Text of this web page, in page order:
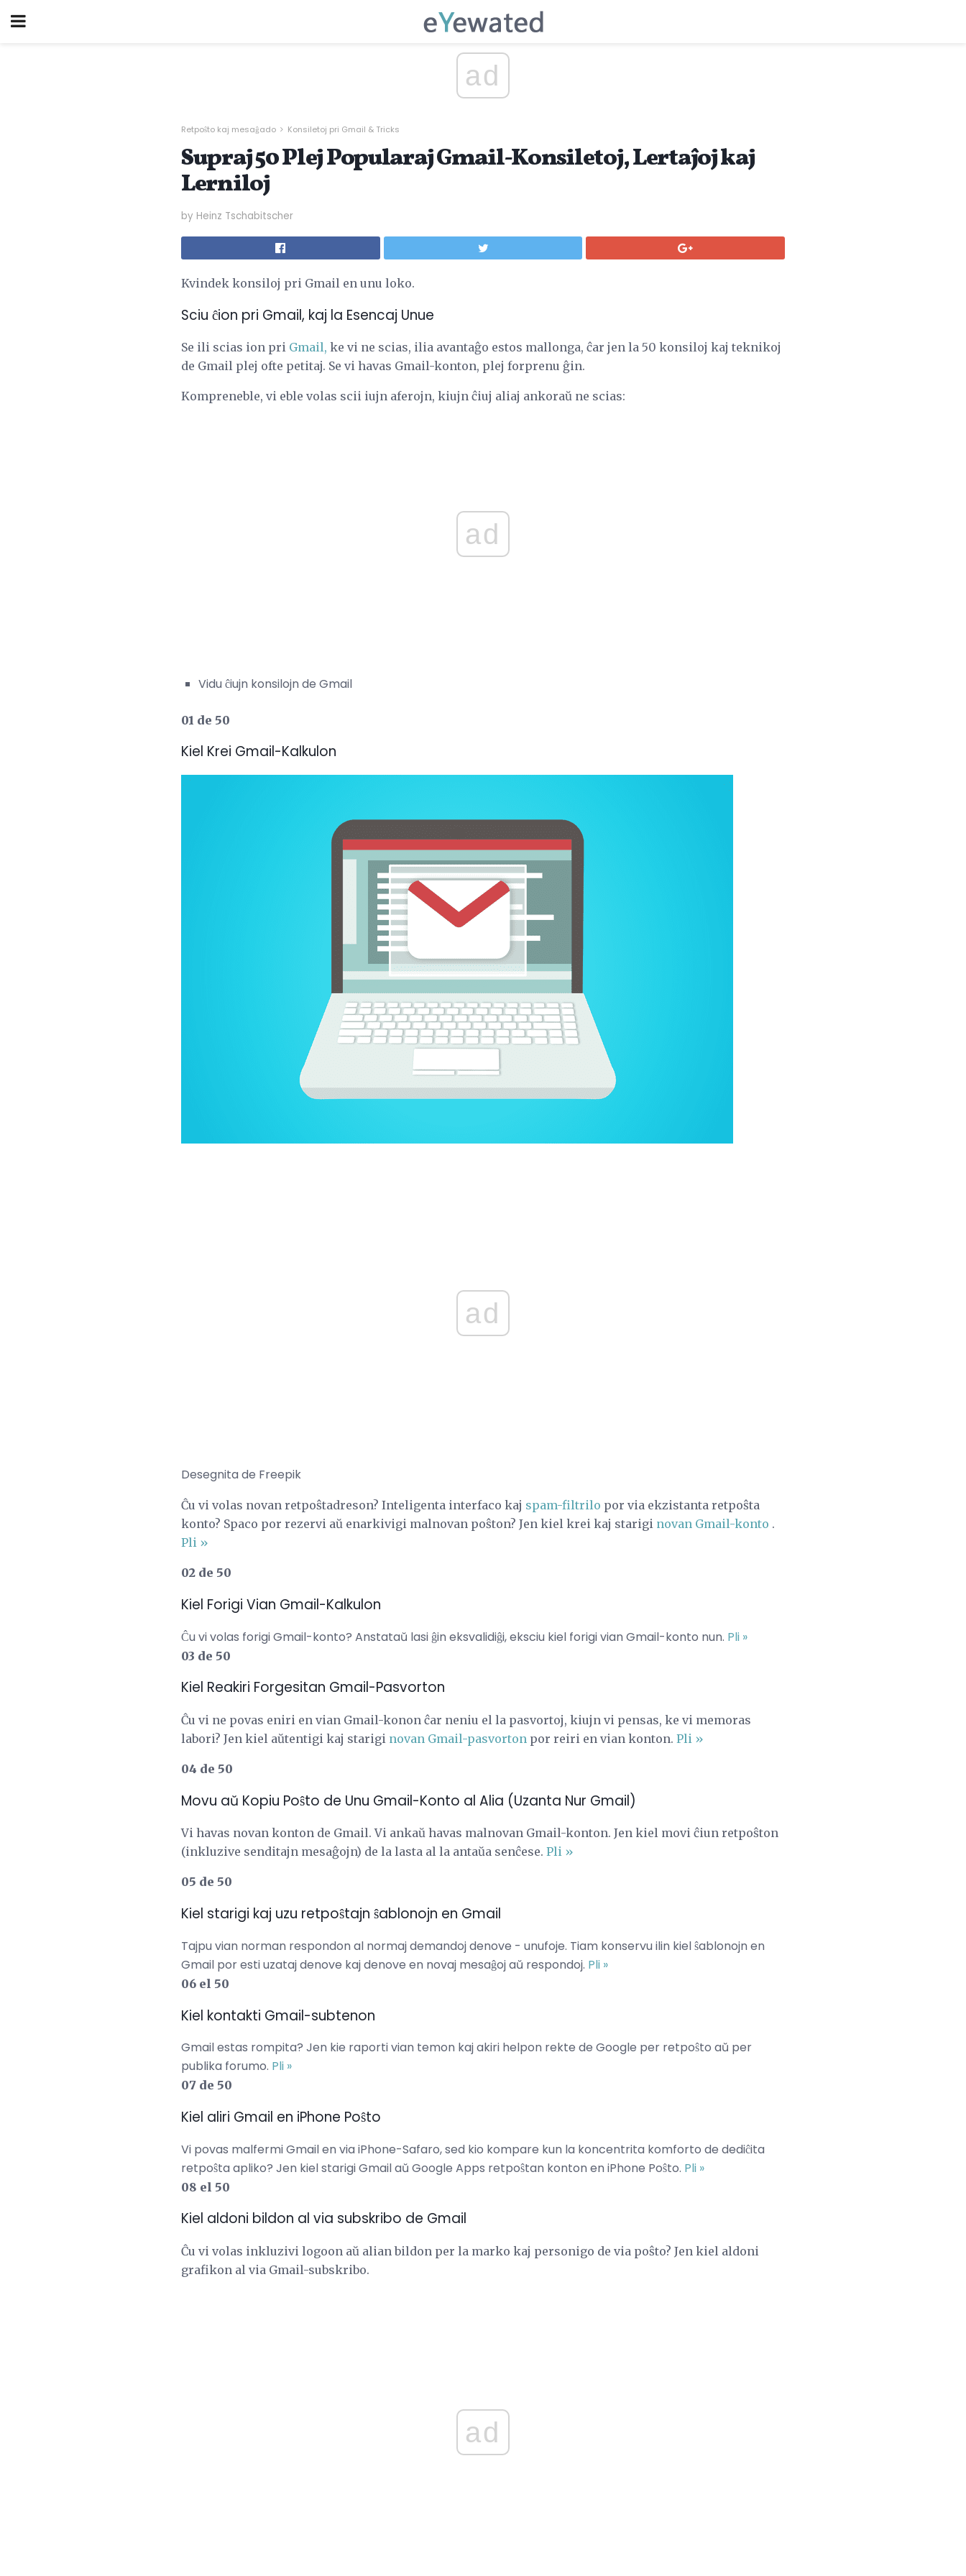
ad
Retpoŝto kaj mesaĝado Konsiletoj pri Gmail & Tricks
Supraj 50 Plej Popularaj Gmail-Konsiletoj, Lertaĵoj kaj
Lerniloj
by Heinz Tschabitscher
Kvindek konsiloj pri Gmail en unu loko.
Sciu ĉion pri Gmail, kaj la Esencaj Unue
Se ili scias ion pri Gmail, ke vi ne scias, ilia avantaĝo estos mallonga, ĉar jen la 50 konsiloj kaj teknikoj
de Gmail plej ofte petitaj. Se vi havas Gmail-konton, plej forprenu ĝin.
Kompreneble, vi eble volas scii iujn aferojn, kiujn ĉiuj aliaj ankoraŭ ne scias:
ad
Vidu ĉiujn konsilojn de Gmail
01 de 50
Kiel Krei Gmail-Kalkulon
ad
Desegnita de Freepik
Ĉu vi volas novan retpoŝtadreson? Inteligenta interfaco kaj spam-filtrilo por via ekzistanta retpoŝta
konto? Spaco por rezervi aŭ enarkivigi malnovan poŝton? Jen kiel krei kaj starigi novan Gmail-konto .
Pli »
02 de 50
Kiel Forigi Vian Gmail-Kalkulon
Ĉu vi volas forigi Gmail-konto? Anstataŭ lasi ĝin eksvalidiĝi, eksciu kiel forigi vian Gmail-konto nun. Pli »
03 de 50
Kiel Reakiri Forgesitan Gmail-Pasvorton
Ĉu vi ne povas eniri en vian Gmail-konon ĉar neniu el la pasvortoj, kiujn vi pensas, ke vi memoras
labori? Jen kiel aŭtentigi kaj starigi novan Gmail-pasvorton por reiri en vian konton. Pli »
04 de 50
Movu aŭ Kopiu Poŝto de Unu Gmail-Konto al Alia (Uzanta Nur Gmail)
Vi havas novan konton de Gmail. Vi ankaŭ havas malnovan Gmail-konton. Jen kiel movi ĉiun retpoŝton
(inkluzive senditajn mesaĝojn) de la lasta al la antaŭa senĉese. Pli »
05 de 50
Kiel starigi kaj uzu retpoŝtajn ŝablonojn en Gmail
Tajpu vian norman respondon al normaj demandoj denove - unufoje. Tiam konservu ilin kiel ŝablonojn en
Gmail por esti uzataj denove kaj denove en novaj mesaĝoj aŭ respondoj. Pli »
06 el 50
Kiel kontakti Gmail-subtenon
Gmail estas rompita? Jen kie raporti vian temon kaj akiri helpon rekte de Google per retpoŝto aŭ per
publika forumo. Pli »
07 de 50
Kiel aliri Gmail en iPhone Poŝto
Vi povas malfermi Gmail en via iPhone-Safaro, sed kio kompare kun la koncentrita komforto de dediĉita
retpoŝta apliko? Jen kiel starigi Gmail aŭ Google Apps retpoŝtan konton en iPhone Poŝto. Pli »
08 el 50
Kiel aldoni bildon al via subskribo de Gmail
Ĉu vi volas inkluzivi logoon aŭ alian bildon per la marko kaj personigo de via poŝto? Jen kiel aldoni
grafikon al via Gmail-subskribo.
ad